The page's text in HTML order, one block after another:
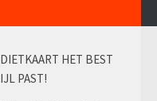
HET BEST
PAST!